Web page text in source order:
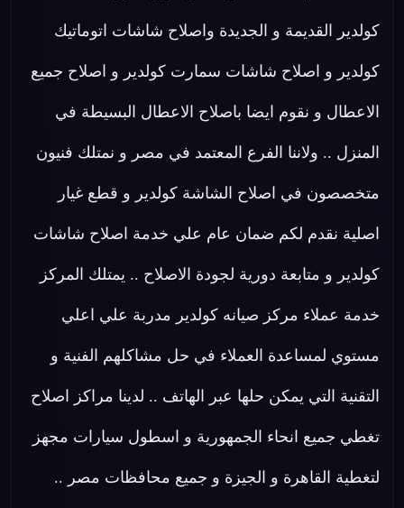
كولدير القديمة و الجديدة واصلاح شاشات اتوماتيك
كولدير و اصلاح شاشات سمارت كولدير و اصلاح جميع
الاعطال و نقوم ايضا باصلاح الاعطال البسيطة في
المنزل .. ولاننا الفرع المعتمد في مصر و نمتلك فنيون
متخصصون في اصلاح الشاشة كولدير و قطع غيار
اصلية نقدم لكم ضمان عام علي خدمة اصلاح شاشات
كولدير و متابعة دورية لجودة الاصلاح .. يمتلك المركز
خدمة عملاء مركز صيانه كولدير مدربة علي اعلي
مستوي لمساعدة العملاء في حل مشاكلهم الفنية و
التقنية التي يمكن حلها عبر الهاتف .. لدينا مراكز اصلاح
تغطي جميع انحاء الجمهورية و اسطول سيارات مجهز
لتغطية القاهرة و الجيزة و جميع محافظات مصر ..